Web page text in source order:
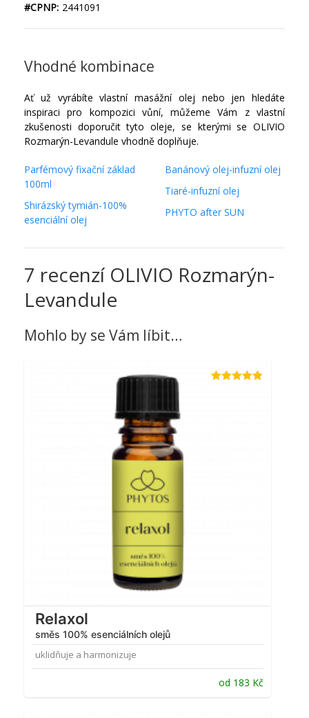
#CPNP: 2441091
Vhodné kombinace
Ať už vyrábíte vlastní masážní olej nebo jen hledáte
inspiraci pro kompozici vůní, můžeme Vám z vlastní
zkušenosti doporučit tyto oleje, se kterými se OLIVIO
Rozmarýn-Levandule vhodně doplňuje.
Parfémový fixační základ
100ml
Shirázský tymián-100%
esenciální olej
Banánový olej-infuzní olej
Tiaré-infuzní olej
PHYTO after SUN
7 recenzí OLIVIO Rozmarýn-
Levandule
Mohlo by se Vám líbit…
Relaxol
směs 100% esenciálních olejů
uklidňuje a harmonizuje
od 183 Kč